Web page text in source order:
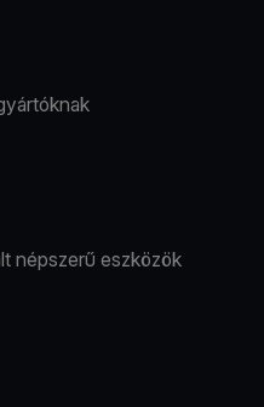
népszerű eszközök